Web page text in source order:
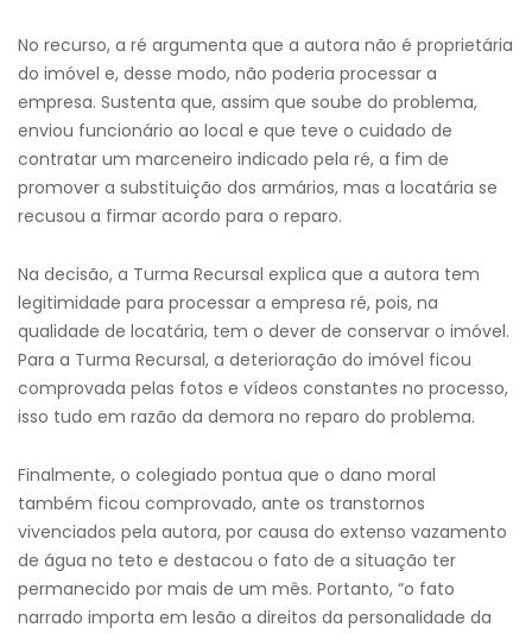
No recurso, a ré argumenta que a autora não é proprietária
do imóvel e, desse modo, não poderia processar a
empresa. Sustenta que, assim que soube do problema,
enviou funcionário ao local e que teve o cuidado de
contratar um marceneiro indicado pela ré, a fim de
promover a substituição dos armários, mas a locatária se
recusou a firmar acordo para o reparo.
Na decisão, a Turma Recursal explica que a autora tem
legitimidade para processar a empresa ré, pois, na
qualidade de locatária, tem o dever de conservar o imóvel.
Para a Turma Recursal, a deterioração do imóvel ficou
comprovada pelas fotos e vídeos constantes no processo,
isso tudo em razão da demora no reparo do problema.
Finalmente, o colegiado pontua que o dano moral
também ficou comprovado, ante os transtornos
vivenciados pela autora, por causa do extenso vazamento
de água no teto e destacou o fato de a situação ter
permanecido por mais de um mês. Portanto, “o fato
narrado importa em lesão a direitos da personalidade da